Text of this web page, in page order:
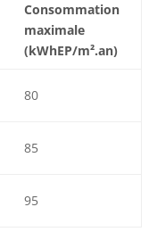
Consommation
maximale
(kWhEP/m².an)
80
85
95